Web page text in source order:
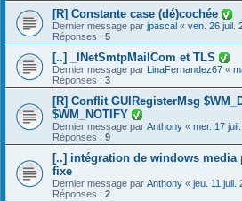
[R] Constante case (dé)cochée
Dernier message par jpascal « ven. 26 juil.
Réponses : 5
[..] _INetSmtpMailCom et TLS
Dernier message par LinaFernandez67 «
Réponses : 3
[R] Conflit GUIRegisterMsg
$WM_NOTIFY
Dernier message par Anthony « mer. 17
Réponses : 9
[..] intégration de windows
fixe
Dernier message par Anthony « jeu. 11 juil.
Réponses : 2